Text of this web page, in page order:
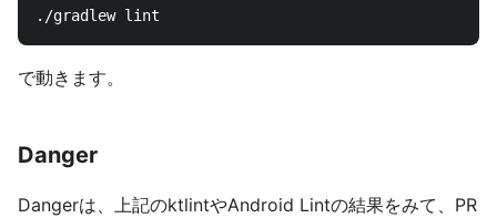
で動きます。
Danger
Dangerは、上記のktlintやAndroid Lintの結果をみて、PR